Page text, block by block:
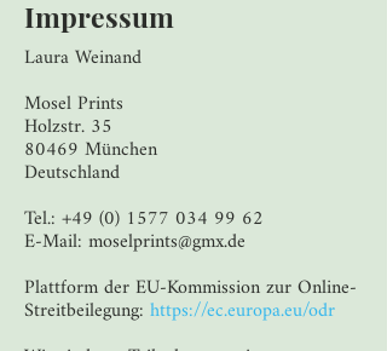
Impressum
Laura Weinand
Mosel Prints
Holzstr. 35
80469 München
Deutschland
Tel.: +49 (0) 1577 034 99 62
E-Mail: moselprints@gmx.de
Plattform der EU-Kommission zur Online-
Streitbeilegung:https://ec.europa.eu/odr